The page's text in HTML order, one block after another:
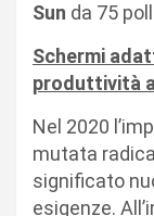
Sun da 75
Schermi
produttività
Nel 2020
mutata
significato
esigenze.